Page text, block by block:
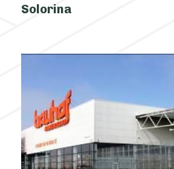
Solorina